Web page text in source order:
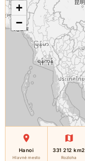
+
−
Hanoi
Hlavné mesto
331 212 km2
Rozloha